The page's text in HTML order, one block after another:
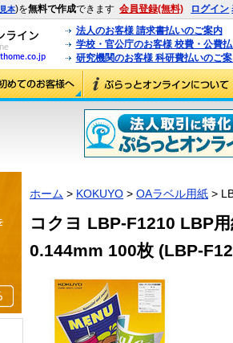
見本)を無料で作成できます 会員登録(無料) ログイン
法人のお客様 請求書払いのご案内
学校・官公庁のお客様 校費・公費
研究機関のお客様 科研費払いのご
ホーム > KOKUYO > OAラベル用紙 >
コクヨ LBP-F1210 LBP
0.144mm 100枚 (LBP-